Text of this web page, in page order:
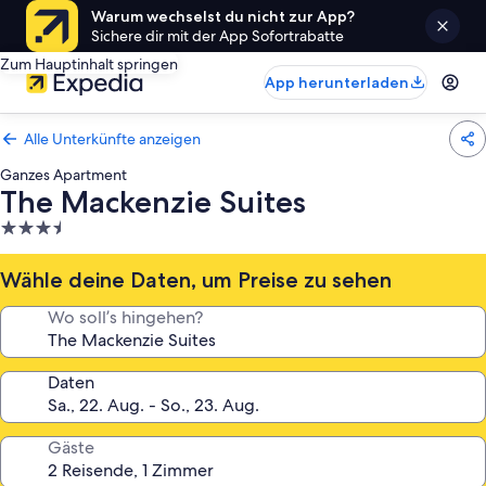
Warum wechselst du nicht zur App?
Sichere dir mit der App Sofortrabatte
Zum Hauptinhalt springen
App herunterladen
Alle Unterkünfte anzeigen
Ganzes Apartment
The Mackenzie Suites
3.5-
Sterne-
Unterkunft
Wähle deine Daten, um Preise zu sehen
Wo soll’s hingehen?
Daten
Gäste